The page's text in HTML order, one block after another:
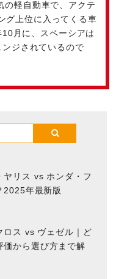
の軽自動車で、アクテ
グ上位に入ってくる車
月に、スペーシアは
ジされているので
ヤリス vs ホンダ・フ
2025年最新版
ロス vs ヴェゼル｜ど
価から選び方まで解